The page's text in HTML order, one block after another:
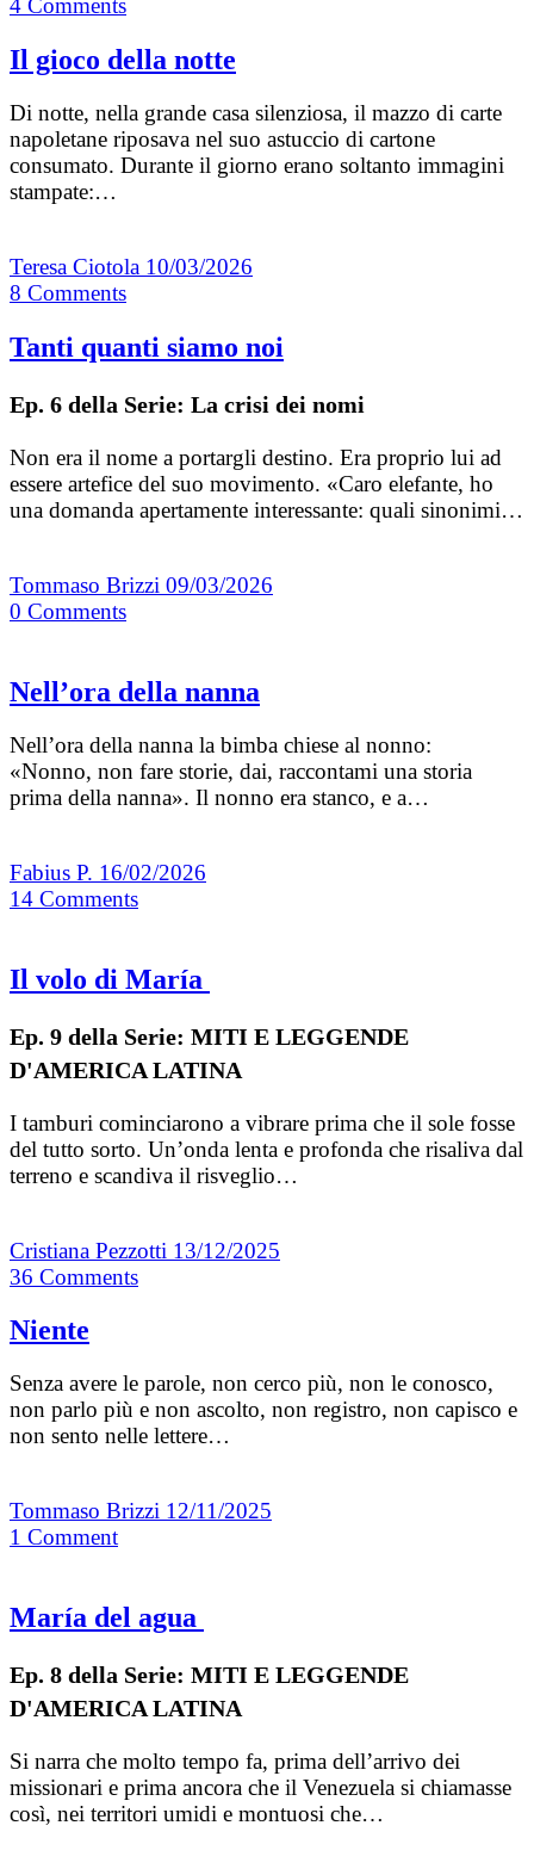
4 Comments
Il gioco della notte
Di notte, nella grande casa silenziosa, il mazzo di carte
napoletane riposava nel suo astuccio di cartone
consumato. Durante il giorno erano soltanto immagini
stampate:…
Teresa Ciotola 10/03/2026
8 Comments
Tanti quanti siamo noi
Ep. 6 della Serie: La crisi dei nomi
Non era il nome a portargli destino. Era proprio lui ad
essere artefice del suo movimento. «Caro elefante, ho
una domanda apertamente interessante: quali sinonimi…
Tommaso Brizzi 09/03/2026
0 Comments
Nell’ora della nanna
Nell’ora della nanna la bimba chiese al nonno:
«Nonno, non fare storie, dai, raccontami una storia
prima della nanna». Il nonno era stanco, e a…
Fabius P. 16/02/2026
14 Comments
Il volo di María
Ep. 9 della Serie: MITI E LEGGENDE
D'AMERICA LATINA
I tamburi cominciarono a vibrare prima che il sole fosse
del tutto sorto. Un’onda lenta e profonda che risaliva dal
terreno e scandiva il risveglio…
Cristiana Pezzotti 13/12/2025
36 Comments
Niente
Senza avere le parole, non cerco più, non le conosco,
non parlo più e non ascolto, non registro, non capisco e
non sento nelle lettere…
Tommaso Brizzi 12/11/2025
1 Comment
María del agua
Ep. 8 della Serie: MITI E LEGGENDE
D'AMERICA LATINA
Si narra che molto tempo fa, prima dell’arrivo dei
missionari e prima ancora che il Venezuela si chiamasse
così, nei territori umidi e montuosi che…